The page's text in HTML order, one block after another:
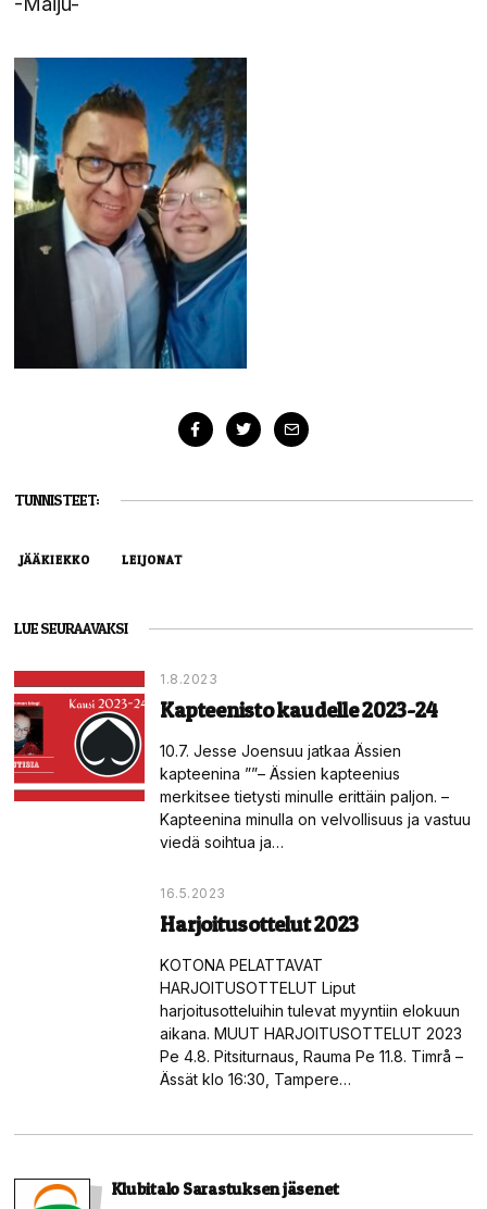
TUNNISTEET:
JÄÄKIEKKO LEIJONAT
LUE SEURAAVAKSI
1.8.2023
Kapteenisto kaudelle 2023-24
10.7. Jesse Joensuu jatkaa Ässien
kapteenina ””– Ässien kapteenius
merkitsee tietysti minulle erittäin paljon. –
Kapteenina minulla on velvollisuus ja vastuu
viedä soihtua ja…
16.5.2023
Harjoitusottelut 2023
KOTONA PELATTAVAT
HARJOITUSOTTELUT Liput
harjoitusotteluihin tulevat myyntiin elokuun
aikana. MUUT HARJOITUSOTTELUT 2023
Pe 4.8. Pitsiturnaus, Rauma Pe 11.8. Timrå –
Ässät klo 16:30, Tampere…
Klubitalo Sarastuksen jäsenet